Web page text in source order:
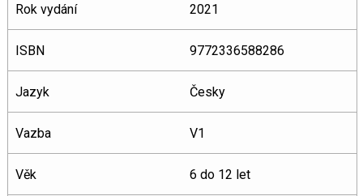
Rok vydání 2021
ISBN 9772336588286
Jazyk Česky
Vazba V1
Věk 6 do 12 let